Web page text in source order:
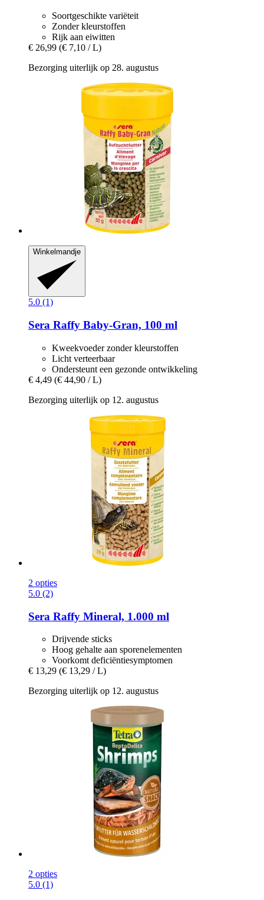
Soortgeschikte variëteit
Zonder kleurstoffen
Rijk aan eiwitten
€ 26,99 (€ 7,10 / L)
Bezorging uiterlijk op 28. augustus
Winkelmandje
5.0 (1)
Sera Raffy Baby-​Gran, 100 ml
Kweekvoeder zonder kleurstoffen
Licht verteerbaar
Ondersteunt een gezonde ontwikkeling
€ 4,49 (€ 44,90 / L)
Bezorging uiterlijk op 12. augustus
2 opties
5.0 (2)
Sera Raffy Mineral, 1.000 ml
Drijvende sticks
Hoog gehalte aan sporenelementen
Voorkomt deficiëntiesymptomen
€ 13,29 (€ 13,29 / L)
Bezorging uiterlijk op 12. augustus
2 opties
5.0 (1)